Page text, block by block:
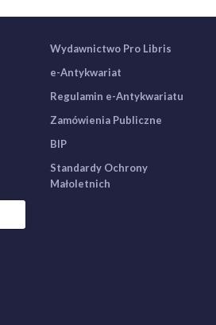
Wydawnictwo Pro Libris
e-Antykwariat
Regulamin e-Antykwariatu
Zamówienia Publiczne
BIP
Standardy Ochrony
Małoletnich